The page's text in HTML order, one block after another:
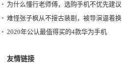
为什么懂行老师傅，选购手机不优先建议
难怪张子枫从不接古装剧，被导演逼着换
2020年公认最值得买的4款华为手机
友情链接